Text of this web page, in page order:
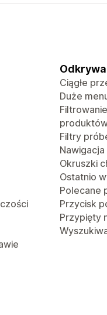
Ciągłe
Duże
Filtry
Okruszki
Ostatnio
Polecane
Przycisk
Przypięty